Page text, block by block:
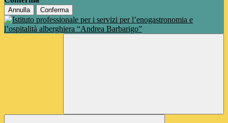
Annulla Conferma